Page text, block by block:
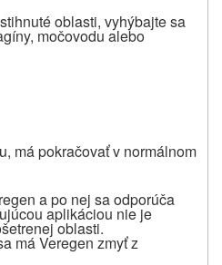
oblasti, vyhýbajte sa
močovodu alebo
má pokračovať v normálnom
a po nej sa odporúča
aplikáciou nie je
oblasti.
má Veregen zmyť z